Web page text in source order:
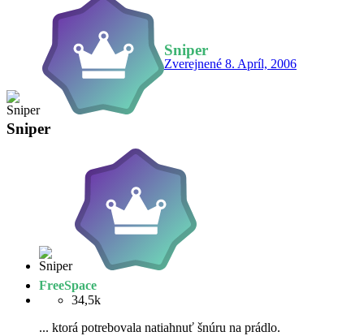
Sniper
Zverejnené 8. Apríl, 2006
Sniper
FreeSpace
34,5k
... ktorá potrebovala natiahnuť šnúru na prádlo.